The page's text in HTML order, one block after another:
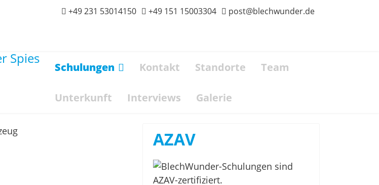
+49 231 53014150 +49 151 15003304 post@blechwunder.de
Schulungen Kontakt Standorte Team
Unterkunft Interviews Galerie
AZAV